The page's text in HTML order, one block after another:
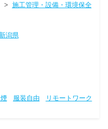
> 施工管理・設備・環境保全
新潟県
服装自由
リモートワーク